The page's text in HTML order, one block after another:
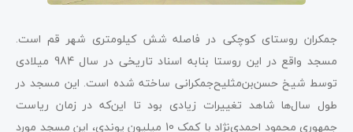
جمکران روستای کوچکی در فاصله شش کیلومتری شهر قم است.
مسجد واقع در این روستا بنابه اسناد تاریخی در سال 984 میلادی
توسط شیخ حسن‌بن‌مثلیح‌جمکرانی ساخته شده است. این مسجد در
طول سال‌ها شاهد تغییرات زیادی بود تا این‌که در زمان ریاست
جمهوری محمود احمدی‌نژاد با کمک 10 میلیون پوندی، این مسجد مورد